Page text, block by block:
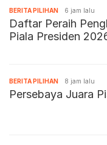
BERITA PILIHAN 6 jam lalu
Daftar Peraih
Piala Presiden
BERITA PILIHAN 8 jam lalu
Persebaya Juara